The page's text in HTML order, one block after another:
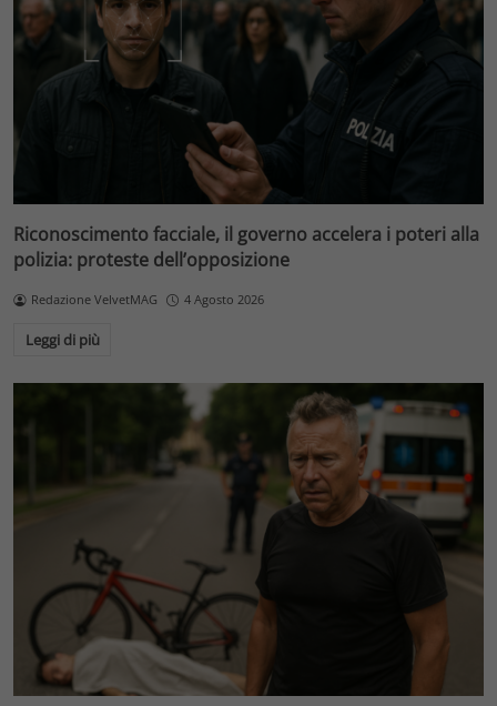
Riconoscimento facciale, il governo accelera i poteri alla
polizia: proteste dell’opposizione
Redazione VelvetMAG 4 Agosto 2026
Leggi di più